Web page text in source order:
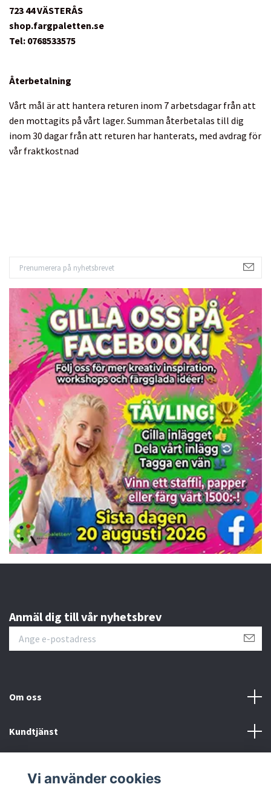
723 44 VÄSTERÅS
shop.fargpaletten.se
Tel: 0768533575
Återbetalning
Vårt mål är att hantera returen inom 7 arbetsdagar från att
den mottagits på vårt lager. Summan återbetalas till dig
inom 30 dagar från att returen har hanterats, med avdrag för
vår fraktkostnad
Anmäl dig till vår nyhetsbrev
Om oss
Kundtjänst
Vi använder cookies